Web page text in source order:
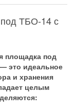
ТБО-14 с
площадка под
это идеальное
и хранения
целым